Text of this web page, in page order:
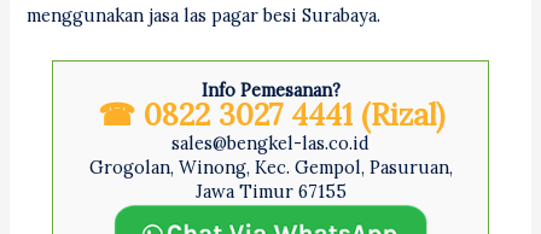
menggunakan jasa las pagar besi Surabaya.
Info Pemesanan?
☎ 0822 3027 4441 (Rizal)
sales@bengkel-las.co.id
Grogolan, Winong, Kec. Gempol, Pasuruan,
Jawa Timur 67155